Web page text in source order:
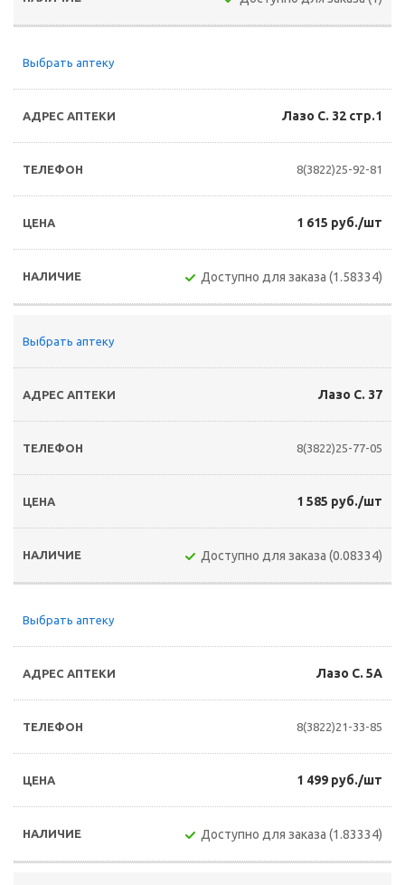
Выбрать аптеку
Лазо С. 32 стр.1
8(3822)25-92-81
1 615 руб./шт
Доступно для заказа (1.58334)
Выбрать аптеку
Лазо С. 37
8(3822)25-77-05
1 585 руб./шт
Доступно для заказа (0.08334)
Выбрать аптеку
Лазо С. 5А
8(3822)21-33-85
1 499 руб./шт
Доступно для заказа (1.83334)